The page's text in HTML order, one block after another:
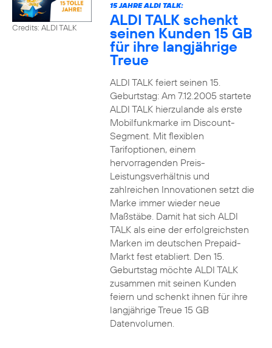
Credits: ALDI TALK
15 JAHRE ALDI TALK:
ALDI TALK schenkt
seinen Kunden 15 GB
für ihre langjährige
Treue
ALDI TALK feiert seinen 15.
Geburtstag: Am 7.12.2005 startete
ALDI TALK hierzulande als erste
Mobilfunkmarke im Discount-
Segment. Mit flexiblen
Tarifoptionen, einem
hervorragenden Preis-
Leistungsverhältnis und
zahlreichen Innovationen setzt die
Marke immer wieder neue
Maßstäbe. Damit hat sich ALDI
TALK als eine der erfolgreichsten
Marken im deutschen Prepaid-
Markt fest etabliert. Den 15.
Geburtstag möchte ALDI TALK
zusammen mit seinen Kunden
feiern und schenkt ihnen für ihre
langjährige Treue 15 GB
Datenvolumen.